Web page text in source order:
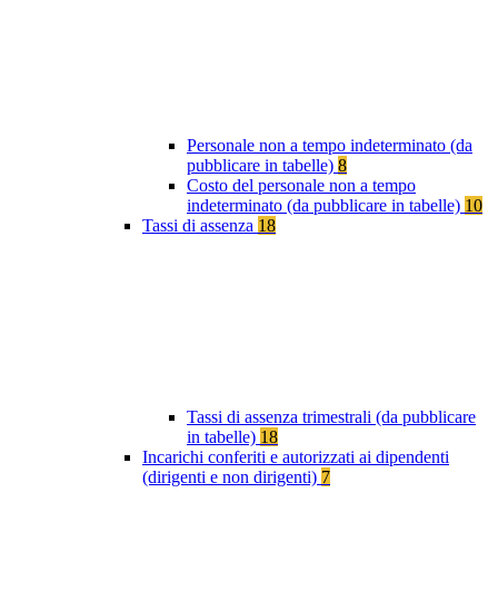
Personale non a tempo indeterminato (da
pubblicare in tabelle) 8
Costo del personale non a tempo
indeterminato (da pubblicare in tabelle) 10
Tassi di assenza 18
Tassi di assenza trimestrali (da pubblicare
in tabelle) 18
Incarichi conferiti e autorizzati ai dipendenti
(dirigenti e non dirigenti) 7